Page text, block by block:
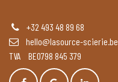
+32 493 48 89 68
hello@lasource-scierie.be
TVA BE0798 845 379